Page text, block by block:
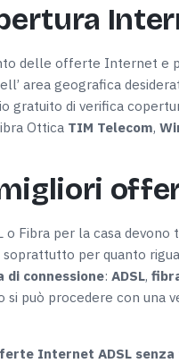
delle offerte Internet e
area geografica
gratuito di verifica
Ottica TIM Telecom,
Fibra per la casa devono
per quanto
di connessione: ADSL,
si può procedere con
Internet ADSL